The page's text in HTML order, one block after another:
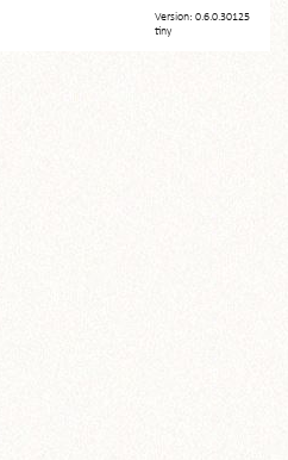
Version: 0.6.0.30125
tiny